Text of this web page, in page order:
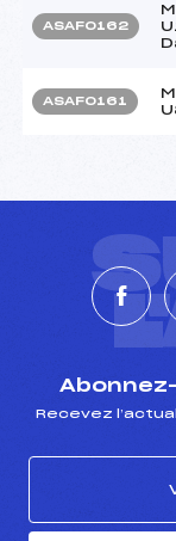
ASAF0162
ASAF0161
Recevez